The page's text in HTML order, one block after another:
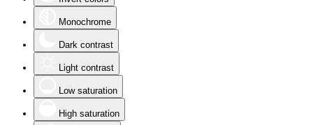
Monochrome
Dark contrast
Light contrast
Low saturation
High saturation